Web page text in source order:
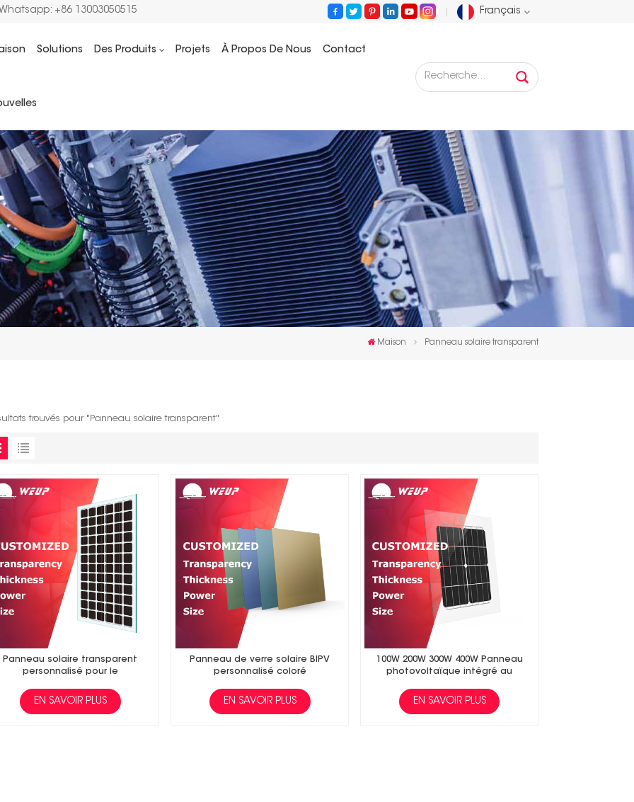
+86 13003050515 Français
English
Deutsch
Русский
Español
Português
日语
한국인
Solutions Des Produits Projets À Propos De Nous Contact
Maison Panneau solaire transparent
trouvés pour "Panneau solaire transparent"
Panneau solaire transparent
personnalisé pour le
bâtiment (BIPV)
EN SAVOIR PLUS
Panneau de verre solaire BIPV
personnalisé coloré
EN SAVOIR PLUS
100W 200W 300W 400W Panneau
photovoltaïque intégré au
EN SAVOIR PLUS